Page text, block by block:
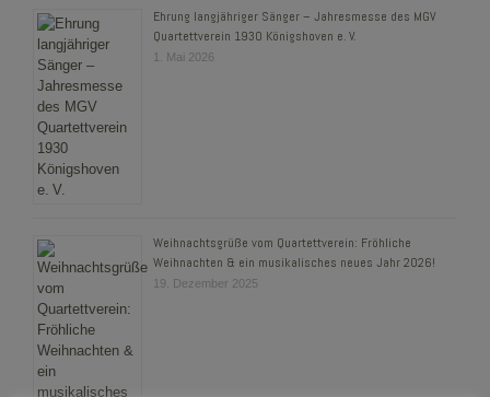
Ehrung langjähriger Sänger – Jahresmesse des MGV
Quartettverein 1930 Königshoven e. V.
1. Mai 2026
Weihnachtsgrüße vom Quartettverein: Fröhliche
Weihnachten & ein musikalisches neues Jahr 2026!
19. Dezember 2025